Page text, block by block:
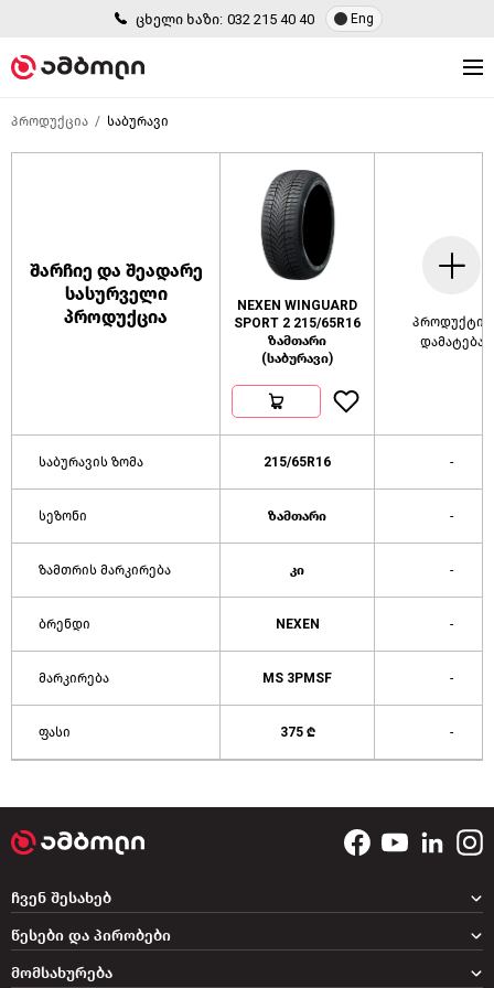
ცხელი ხაზი: 032 215 40 40 Eng
პროდუქცია საბურავი
შარჩიე და შეადარე
სასურველი
პროდუქცია
NEXEN WINGUARD
SPORT 2 215/65R16
ზამთარი
(საბურავი)
პროდუქტის
დამატება
საბურავის ზომა 215/65R16 -
სეზონი ზამთარი -
ზამთრის მარკირება კი -
ბრენდი NEXEN -
მარკირება MS 3PMSF -
ფასი 375 ₾ -
ჩვენ შესახებ
წესები და პირობები
მომსახურება